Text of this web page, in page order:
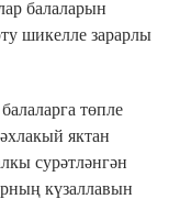
балаларын
шикелле зарарлы
төпле
яктан
сурәтләнгән
күзаллавын